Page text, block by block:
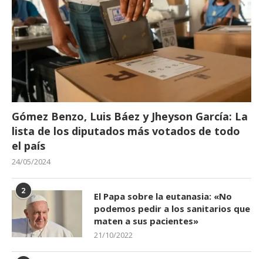
Gómez Benzo, Luis Báez y Jheyson García: La
lista de los diputados más votados de todo
el país
24/05/2024
2
El Papa sobre la eutanasia: «No
podemos pedir a los sanitarios que
maten a sus pacientes»
21/10/2022